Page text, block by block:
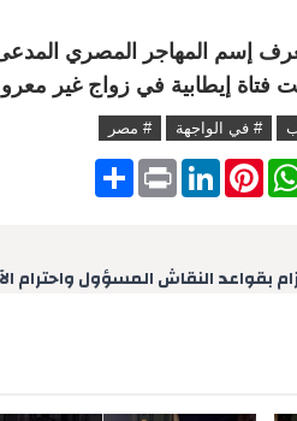
المهاجر المصري المدعى
فتاة إيطابية في زواج غير
# في الواجهة # مصر
S
h
P
r
L
I
P
e
بقواعد النقاش المسؤول واحترام